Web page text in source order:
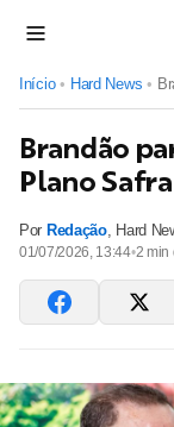
Início • Hard News •
Brandão
Plano
Por Redação, Hard
01/07/2026, 13:44•2 min